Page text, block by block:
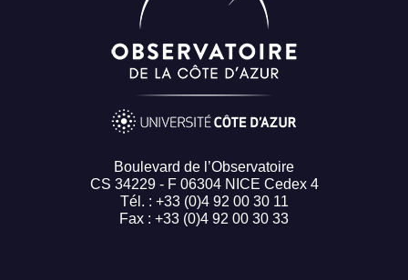
Boulevard de l’Observatoire
CS 34229 - F 06304 NICE Cedex 4
Tél. : +33 (0)4 92 00 30 11
Fax : +33 (0)4 92 00 30 33